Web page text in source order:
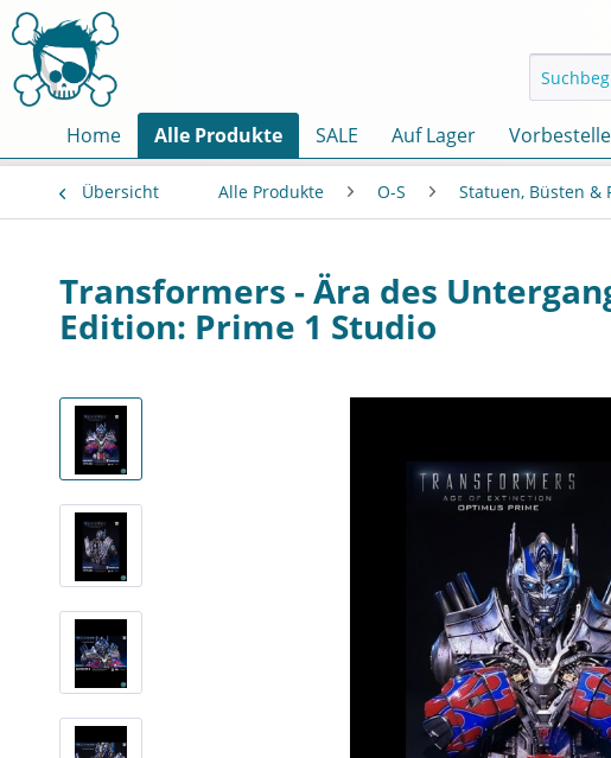
Home Alle Produkte SALE Auf Lager
Übersicht Alle Produkte O-S Statuen, Büsten &
Transformers - Ära des
Edition: Prime 1 Studio